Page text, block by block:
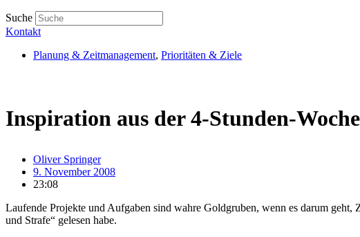
Suche
Kontakt
Planung & Zeitmanagement, Prioritäten & Ziele
Inspiration aus der 4-Stunden-
Oliver Springer
9. November 2008
23:08
Laufende Projekte und Aufgaben sind wahre Goldgruben, wenn es darum
und Strafe“ gelesen habe.